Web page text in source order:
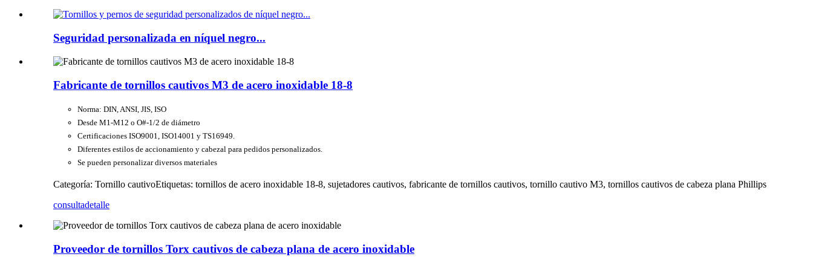
Seguridad personalizada en níquel negro...
Fabricante de tornillos cautivos M3 de acero inoxidable 18-8
Norma: DIN, ANSI, JIS, ISO
Desde M1-M12 o O#-1/2 de diámetro
Certificaciones ISO9001, ISO14001 y TS16949.
Diferentes estilos de accionamiento y cabezal para pedidos personalizados.
Se pueden personalizar diversos materiales
Categoría: Tornillo cautivoEtiquetas: tornillos de acero inoxidable 18-8, sujetadores cautivos, fabricante de tornillos cautivos, tornillo cautivo M3, tornillos cautivos de cabeza plana Phillips
consultadetalle
Proveedor de tornillos Torx cautivos de cabeza plana de acero inoxidable